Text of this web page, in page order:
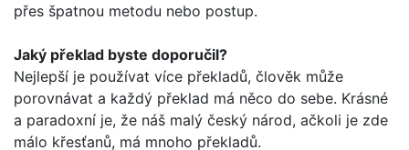
přes špatnou metodu nebo postup.
Jaký překlad byste doporučil?
Nejlepší je používat více překladů, člověk může
porovnávat a každý překlad má něco do sebe. Krásné
a paradoxní je, že náš malý český národ, ačkoli je zde
málo křesťanů, má mnoho překladů.